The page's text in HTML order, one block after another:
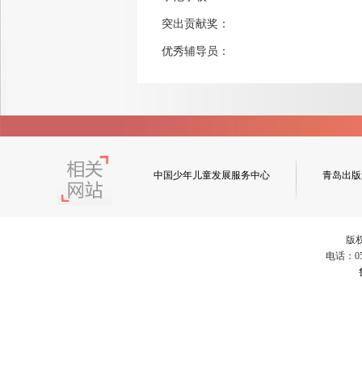
突出贡献奖：
优秀辅导员：
中国少年儿童发展服务中心 青岛出
版
电话：